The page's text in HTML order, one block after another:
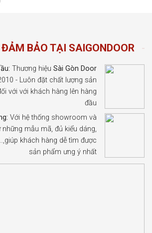
BẢO TẠI SAIGONDOOR
Thương hiệu Sài Gòn Door
- Luôn đặt chất lượng sản
với với khách hàng lên hàng
đầu
Với hệ thống showroom và
mẫu mã, đủ kiểu dáng,
khách hàng dễ tìm được
sản phẩm ưng ý nhất